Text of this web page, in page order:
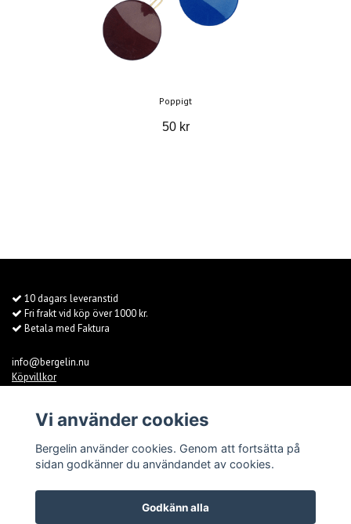
Poppigt
50 kr
10 dagars leveranstid
Fri frakt vid köp över 1000 kr.
Betala med Faktura
info@bergelin.nu
Köpvillkor
Om oss
© Copyright 2026 Bergelin
Vi använder cookies
Bergelin använder cookies. Genom att fortsätta på
sidan godkänner du användandet av cookies.
Godkänn alla